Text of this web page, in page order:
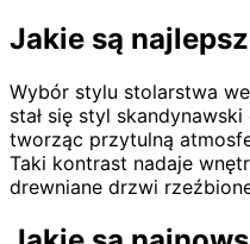
Jakie są
Wybór stylu stolarstwa
stał się styl
tworząc przytulną
Taki kontrast nadaje
drewniane drzwi